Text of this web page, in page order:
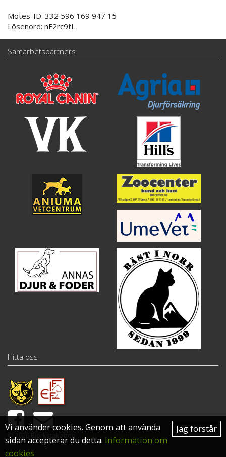
Mötes-ID: 332 596 169 947 15
Lösenord: nF2rc9tL
Samarbetspartners
Hitta oss
© 2026 Björkstakatten | Upphovsrättsinformation
Jag förstår
Vi använder cookies. Genom att använda
sidan accepterar du detta. Information om
cookies